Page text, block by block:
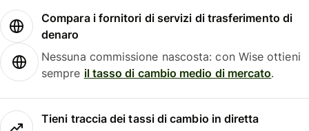
Compara i fornitori di servizi di trasferimento di
denaro
Nessuna commissione nascosta: con Wise ottieni
sempre il tasso di cambio medio di mercato.
Tieni traccia dei tassi di cambio in diretta